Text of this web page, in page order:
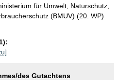
für Umwelt, Naturschutz,
(BMUV) (20. WP)
des Gutachtens